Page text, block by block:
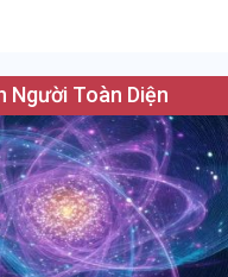
Người Toàn Diện